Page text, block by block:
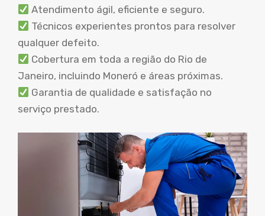
Atendimento ágil, eficiente e seguro.
Técnicos experientes prontos para resolver
qualquer defeito.
Cobertura em toda a região do Rio de
Janeiro, incluindo Moneró e áreas próximas.
Garantia de qualidade e satisfação no
serviço prestado.